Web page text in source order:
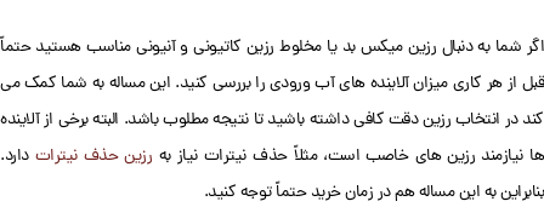
اگر شما به دنبال رزین میکس بد یا مخلوط رزین کاتیونی و آنیونی مناسب هستید حتماً
قبل از هر کاری میزان آلاینده های آب ورودی را بررسی کنید. این مساله به شما کمک می
کند در انتخاب رزین دقت کافی داشته باشید تا نتیجه مطلوب باشد. البته برخی از آلاینده
ها نیازمند رزین های خاصب است، مثلاً حذف نیترات نیاز به رزین حذف نیترات دارد.
بنابراین به این مساله هم در زمان خرید حتماً توجه کنید.